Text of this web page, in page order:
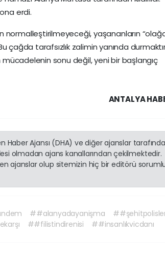
erdi.
normalleştirilmeyeceği, yaşananların
tarafsızlık zalimin yanında
mücadelenin sonu değil, yeni bir başlangıç
ANTALYA
Haber Ajansı (DHA) ve diğer ajanslar
olmadan ajans kanallarından çekilmektedir.
ajanslar olup sitemizin hiç bir editörü
##alanyadayanişma
##filistindirenisi ##insanlıkvicdanı